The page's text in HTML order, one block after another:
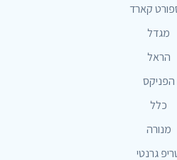
קארד
מגדל
הראל
הפניקס
כלל
מנורה
גרנטי